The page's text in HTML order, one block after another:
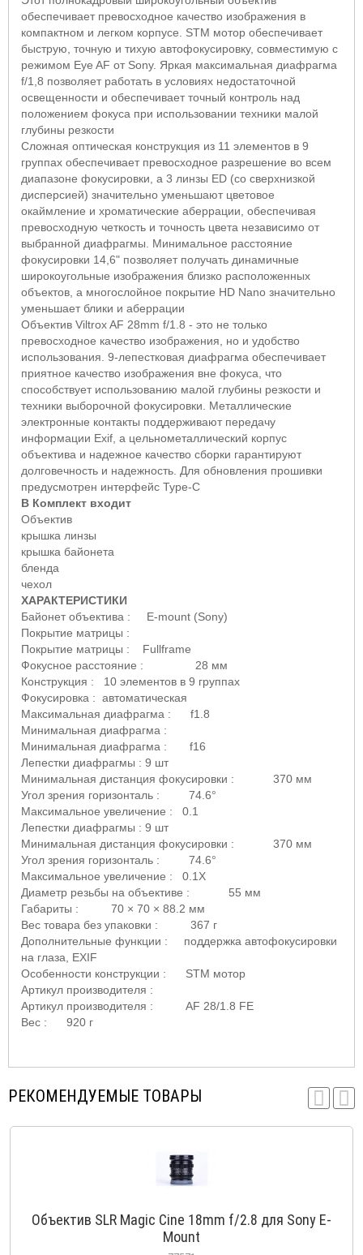
обеспечивает превосходное качество изображения в
компактном и легком корпусе. STM мотор обеспечивает
быструю, точную и тихую автофокусировку, совместимую с
режимом Eye AF от Sony. Яркая максимальная диафрагма
f/1,8 позволяет работать в условиях недостаточной
освещенности и обеспечивает точный контроль над
положением фокуса при использовании техники малой
глубины резкости
Сложная оптическая конструкция из 11 элементов в 9
группах обеспечивает превосходное разрешение во всем
диапазоне фокусировки, а 3 линзы ED (со сверхнизкой
дисперсией) значительно уменьшают цветовое
окаймление и хроматические аберрации, обеспечивая
превосходную четкость и точность цвета независимо от
выбранной диафрагмы. Минимальное расстояние
фокусировки 14,6" позволяет получать динамичные
широкоугольные изображения близко расположенных
объектов, а многослойное покрытие HD Nano значительно
уменьшает блики и аберрации
Объектив Viltrox AF 28mm f/1.8 - это не только
превосходное качество изображения, но и удобство
использования. 9-лепестковая диафрагма обеспечивает
приятное качество изображения вне фокуса, что
способствует использованию малой глубины резкости и
техники выборочной фокусировки. Металлические
электронные контакты поддерживают передачу
информации Exif , а цельнометаллический корпус
объектива и надежное качество сборки гарантируют
долговечность и надежность. Для обновления прошивки
предусмотрен интерфейс Type-C
В Комплект входит
Объектив
крышка линзы
крышка байонета
бленда
чехол
ХАРАКТЕРИСТИКИ
Байонет объектива : E-mount (Sony)
Покрытие матрицы :
Покрытие матрицы : Fullframe
Фокусное расстояние : 28 мм
Конструкция : 10 элементов в 9 группах
Фокусировка : автоматическая
Максимальная диафрагма : f1.8
Минимальная диафрагма :
Минимальная диафрагма : f16
Лепестки диафрагмы : 9 шт
Минимальная дистанция фокусировки : 370 мм
Угол зрения горизонталь : 74.6°
Максимальное увеличение : 0.1
Лепестки диафрагмы : 9 шт
Минимальная дистанция фокусировки : 370 мм
Угол зрения горизонталь : 74.6°
Максимальное увеличение : 0.1 X
Диаметр резьбы на объективе : 55 мм
Габариты : 70 × 70 × 88.2 мм
Вес товара без упаковки : 367 г
Дополнительные функции : поддержка автофокусировки
на глаза, EXIF
Особенности конструкции : STM мотор
Артикул производителя :
Артикул производителя : AF 28/1.8 FE
Вес : 920 г
РЕКОМЕНДУЕМЫЕ ТОВАРЫ
Объектив SLR Magic Cine 18mm f/2.8 для Sony E-
Mount